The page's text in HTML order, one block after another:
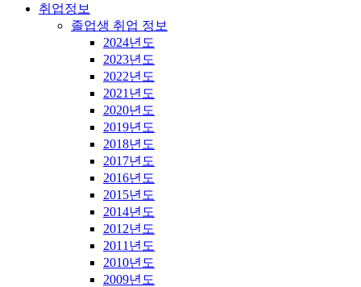
취업정보
졸업생 취업 정보
2024년도
2023년도
2022년도
2021년도
2020년도
2019년도
2018년도
2017년도
2016년도
2015년도
2014년도
2012년도
2011년도
2010년도
2009년도